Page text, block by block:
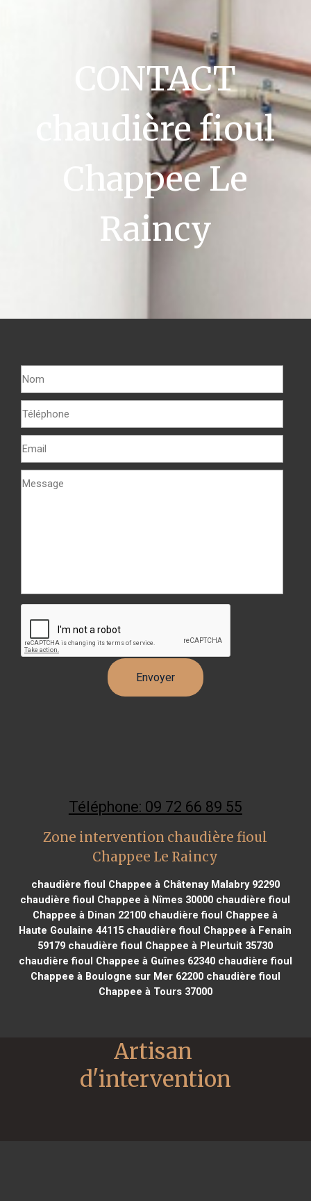
CONTACT
chaudière fioul
Chappee Le
Raincy
Téléphone: 09 72 66 89 55
Zone intervention chaudière fioul
Chappee Le Raincy
chaudière fioul Chappee à Châtenay Malabry 92290
chaudière fioul Chappee à Nîmes 30000 chaudière fioul
Chappee à Dinan 22100 chaudière fioul Chappee à
Haute Goulaine 44115 chaudière fioul Chappee à Fenain
59179 chaudière fioul Chappee à Pleurtuit 35730
chaudière fioul Chappee à Guînes 62340chaudière fioul
Chappee à Boulogne sur Mer 62200chaudière fioul
Chappee à Tours 37000
Artisan
d'intervention